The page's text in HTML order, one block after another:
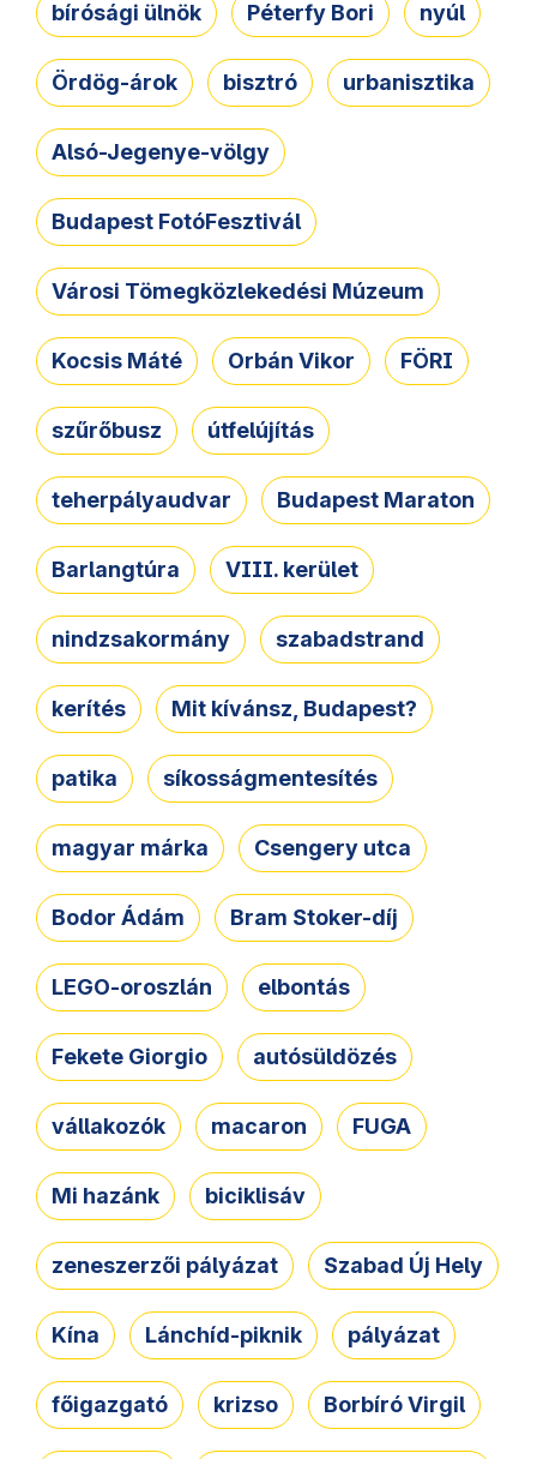
bírósági ülnök Péterfy Bori nyúl
Ördög-árok bisztró urbanisztika
Alsó-Jegenye-völgy
Budapest FotóFesztivál
Városi Tömegközlekedési Múzeum
Kocsis Máté Orbán Vikor FÖRI
szűrőbusz útfelújítás
teherpályaudvar Budapest Maraton
Barlangtúra VIII. kerület
nindzsakormány szabadstrand
kerítés Mit kívánsz, Budapest?
patika síkosságmentesítés
magyar márka Csengery utca
Bodor Ádám Bram Stoker-díj
LEGO-oroszlán elbontás
Fekete Giorgio autósüldözés
vállakozók macaron FUGA
Mi hazánk biciklisáv
zeneszerzői pályázat Szabad Új Hely
Kína Lánchíd-piknik pályázat
főigazgató krizso Borbíró Virgil